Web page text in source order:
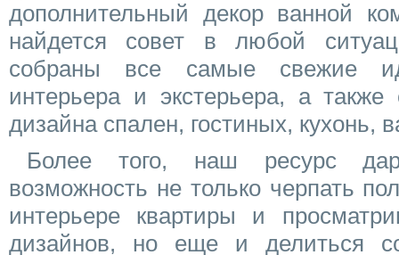
дополнительный декор ванной
найдется совет в любой
собраны все самые свежие
интерьера и экстерьера, а
дизайна спален, гостиных, кухонь,
Более того, наш ресурс
возможность не только черпать
интерьере квартиры и
дизайнов, но еще и делиться